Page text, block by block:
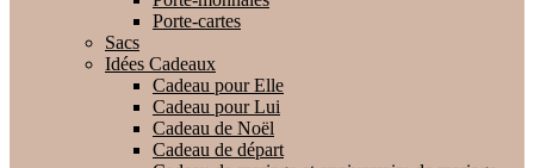
Porte-cartes
Sacs
Idées Cadeaux
Cadeau pour Elle
Cadeau pour Lui
Cadeau de Noël
Cadeau de départ